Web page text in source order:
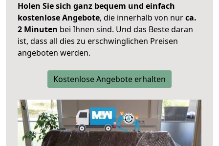
Holen Sie sich ganz bequem und einfach
kostenlose Angebote, die innerhalb von nurca.
2 Minuten bei Ihnen sind. Und das Beste daran
ist, dass all dies zu erschwinglichen Preisen
angeboten werden.
Kostenlose Angebote erhalten